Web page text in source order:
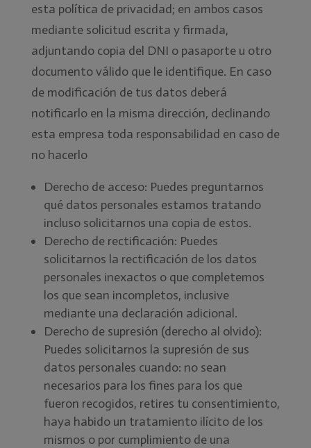
esta política de privacidad; en ambos casos
mediante solicitud escrita y firmada,
adjuntando copia del DNI o pasaporte u otro
documento válido que le identifique. En caso
de modificación de tus datos deberá
notificarlo en la misma dirección, declinando
esta empresa toda responsabilidad en caso de
no hacerlo
Derecho de acceso: Puedes preguntarnos
qué datos personales estamos tratando
incluso solicitarnos una copia de estos.
Derecho de rectificación: Puedes
solicitarnos la rectificación de los datos
personales inexactos o que completemos
los que sean incompletos, inclusive
mediante una declaración adicional.
Derecho de supresión (derecho al olvido):
Puedes solicitarnos la supresión de sus
datos personales cuando: no sean
necesarios para los fines para los que
fueron recogidos, retires tu consentimiento,
haya habido un tratamiento ilícito de los
mismos o por cumplimiento de una